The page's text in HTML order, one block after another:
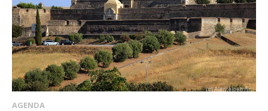
AGENDA